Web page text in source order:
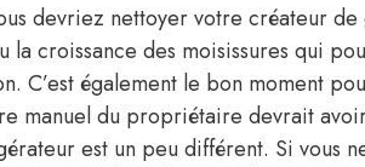
devriez nettoyer votre créateur
la croissance des moisissures qui
C’est également le bon moment
manuel du propriétaire devrait
est un peu différent. Si vous